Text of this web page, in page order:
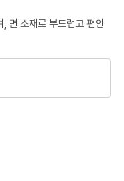
면 소재로 부드럽고 편안